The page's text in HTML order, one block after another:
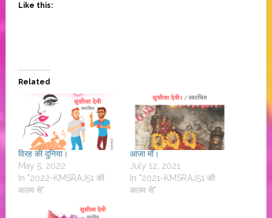
Like this:
Related
विरह की दुनिया।
May 5, 2022
In "2022-KMSRAJ51 की
कलम से"
आजा माँ।
July 12, 2021
In "2021-KMSRAJ51 की
कलम से"